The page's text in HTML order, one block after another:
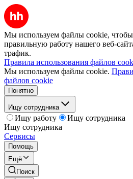
Мы используем файлы cookie, чтобы
правильную работу нашего веб-
трафик.
Правила использования файлов
Мы используем файлы cookie.
файлов cookie
Понятно
Ищу сотрудника
Ищу работу
Ищу сотрудника
Ищу сотрудника
Сервисы
Помощь
Ещё
Поиск